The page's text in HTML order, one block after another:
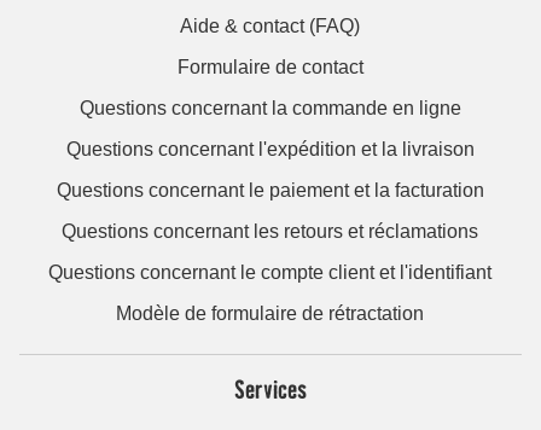
Aide & contact (FAQ)
Formulaire de contact
Questions concernant la commande en ligne
Questions concernant l'expédition et la livraison
Questions concernant le paiement et la facturation
Questions concernant les retours et réclamations
Questions concernant le compte client et l'identifiant
Modèle de formulaire de rétractation
Services